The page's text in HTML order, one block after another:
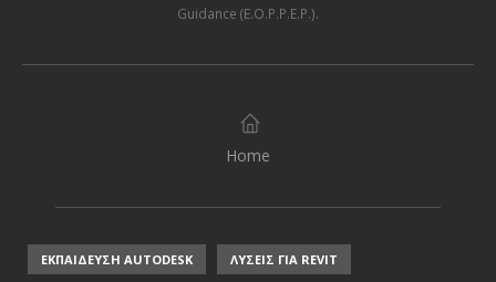
Guidance (E.O.P.P.E.P.).
Home
ΕΚΠΑΙΔΕΥΣΗ AUTODESK ΛΥΣΕΙΣ ΓΙΑ REVIT